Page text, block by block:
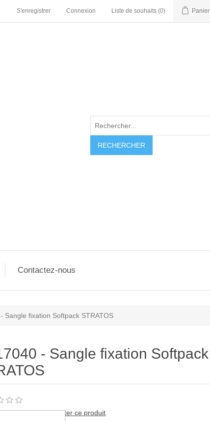
S'enregistrer Connexion Liste de souhaits (0) Panier
RECHERCHER
Contactez-nous
Sangle fixation Softpack STRATOS
- Sangle fixation Softpack
premier à commenter ce produit